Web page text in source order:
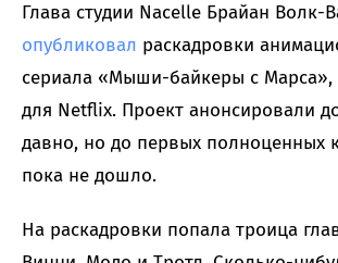
Глава студии Nacelle Брайан Волк-
опубликовал раскадровки
сериала «Мыши-байкеры с Марса»,
для Netflix. Проект анонсировали
давно, но до первых полноценных
пока не дошло.
На раскадровки попала троица